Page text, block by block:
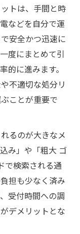
トは、手間と時
などを自分で運
安全かつ迅速に
度にまとめて引
的に進みます。
不適切な処分リ
ことが重要で
るのが大きなメ
み」や「粗大 ゴ
で検索される通
担も少なく済み
受付時間への調
デメリットとな